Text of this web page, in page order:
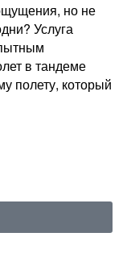
но не
Услуга
в тандеме
полету, который